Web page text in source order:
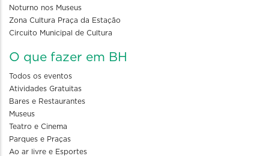
Noturno nos Museus
Zona Cultura Praça da Estação
Circuito Municipal de Cultura
O que fazer em BH
Todos os eventos
Atividades Gratuitas
Bares e Restaurantes
Museus
Teatro e Cinema
Parques e Praças
Ao ar livre e Esportes